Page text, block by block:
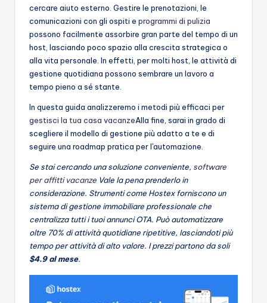
cercare aiuto esterno. Gestire le prenotazioni, le
comunicazioni con gli ospiti e programmi di pulizia
possono facilmente assorbire gran parte del tempo di un
host, lasciando poco spazio alla crescita strategica o
alla vita personale. In effetti, per molti host, le attività di
gestione quotidiana possono sembrare un lavoro a
tempo pieno a sé stante.
In questa guida analizzeremo i metodi più efficaci per
gestisci la tua casa vacanzeAlla fine, sarai in grado di
scegliere il modello di gestione più adatto a te e di
seguire una roadmap pratica per l'automazione.
Se stai cercando una soluzione conveniente, software
per affitti vacanze Vale la pena prenderlo in
considerazione. Strumenti come Hostex forniscono un
sistema di gestione immobiliare professionale che
centralizza tutti i tuoi annunci OTA. Può automatizzare
oltre 70% di attività quotidiane ripetitive, lasciandoti più
tempo per attività di alto valore. I prezzi partono da soli
$4.9 al mese.